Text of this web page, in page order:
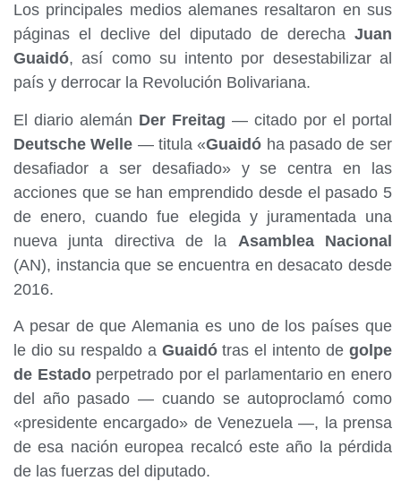
Los principales medios alemanes resaltaron en sus
páginas el declive del diputado de derecha Juan
Guaidó, así como su intento por desestabilizar al
país y derrocar la Revolución Bolivariana.
El diario alemán Der Freitag — citado por el portal
Deutsche Welle — titula «Guaidó ha pasado de ser
desafiador a ser desafiado» y se centra en las
acciones que se han emprendido desde el pasado 5
de enero, cuando fue elegida y juramentada una
nueva junta directiva de la Asamblea Nacional
(AN), instancia que se encuentra en desacato desde
2016.
A pesar de que Alemania es uno de los países que
le dio su respaldo a Guaidótras el intento de golpe
de Estadoperpetrado por el parlamentario en enero
del año pasado — cuando se autoproclamó como
«presidente encargado» de Venezuela —, la prensa
de esa nación europea recalcó este año la pérdida
de las fuerzas del diputado.